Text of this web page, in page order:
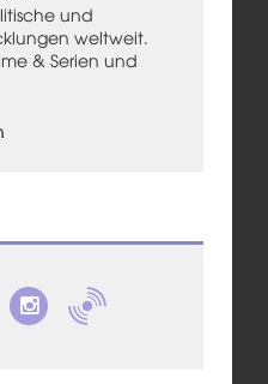
und
weltweit.
& Serien und